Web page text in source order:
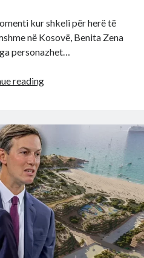
kur shkeli për herë të
në Kosovë, Benita Zena
personazhet…
readingBenitës
“plas”,
çfarë
po
ndodh
me
ish-
banoren
“BBVK”
!